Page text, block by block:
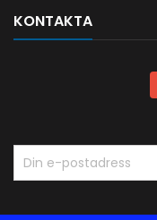
KONTAKTA